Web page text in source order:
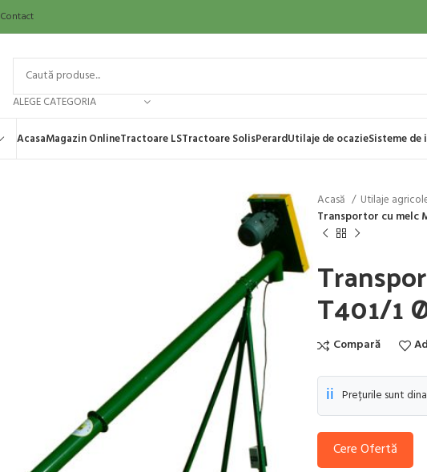
Contact
ALEGE CATEGORIA
AcasaMagazin OnlineTractoare LSTractoare SolisPerardUtilaje de ocazieSisteme de
Acasă Utilaje
Transportor cu melc
T401/1
Compară
ℹ️ Prețurile sunt
Cere Ofertă